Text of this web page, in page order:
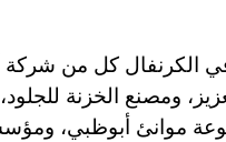
كل من شركة
ومصنع الخزنة
موانئ أبوظبي،